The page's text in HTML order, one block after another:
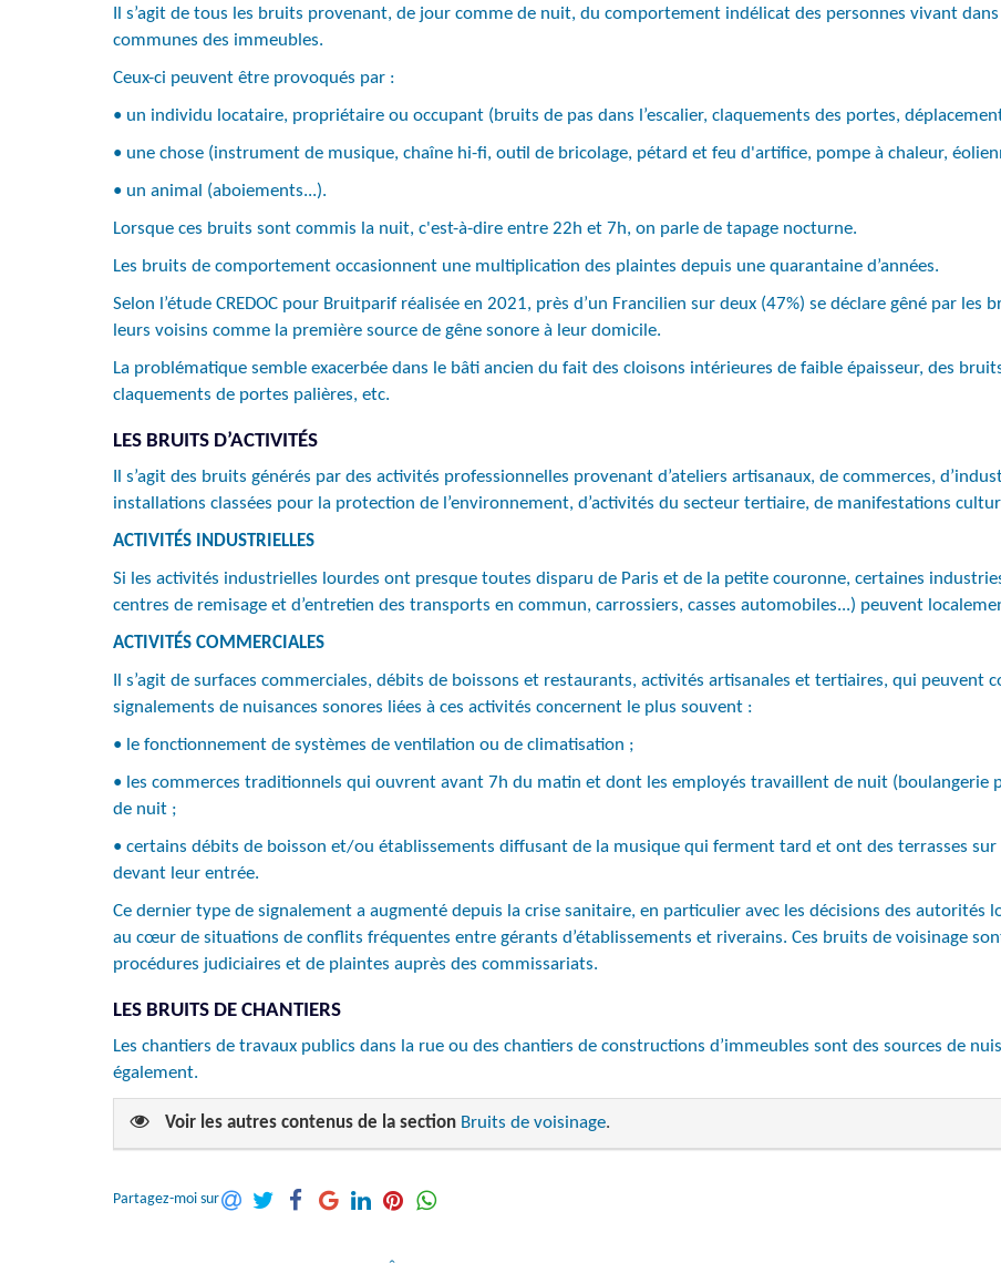
Il s’agit de tous les bruits provenant, de jour comme de nuit, du comportement indélicat des personnes vivant
communes des immeubles.
Ceux-ci peuvent être provoqués par :
• un individu locataire, propriétaire ou occupant (bruits de pas dans l’escalier, claquements des portes,
• une chose (instrument de musique, chaîne hi-fi, outil de bricolage, pétard et feu d'artifice, pompe à chaleur,
• un animal (aboiements...).
Lorsque ces bruits sont commis la nuit, c'est-à-dire entre 22h et 7h, on parle de tapage nocturne.
Les bruits de comportement occasionnent une multiplication des plaintes depuis une quarantaine d’années.
Selon l’étude CREDOC pour Bruitparif réalisée en 2021, près d’un Francilien sur deux (47%) se déclare gêné par
leurs voisins comme la première source de gêne sonore à leur domicile.
La problématique semble exacerbée dans le bâti ancien du fait des cloisons intérieures de faible épaisseur, des
claquements de portes palières, etc.
LES BRUITS D’ACTIVITÉS
Il s’agit des bruits générés par des activités professionnelles provenant d’ateliers artisanaux, de commerces,
installations classées pour la protection de l’environnement, d’activités du secteur tertiaire, de manifestations
ACTIVITÉS INDUSTRIELLES
Si les activités industrielles lourdes ont presque toutes disparu de Paris et de la petite couronne, certaines
centres de remisage et d’entretien des transports en commun, carrossiers, casses automobiles...) peuvent
ACTIVITÉS COMMERCIALES
Il s’agit de surfaces commerciales, débits de boissons et restaurants, activités artisanales et tertiaires, qui peuvent
signalements de nuisances sonores liées à ces activités concernent le plus souvent :
• le fonctionnement de systèmes de ventilation ou de climatisation ;
• les commerces traditionnels qui ouvrent avant 7h du matin et dont les employés travaillent de nuit (boulangerie
de nuit ;
• certains débits de boisson et/ou établissements diffusant de la musique qui ferment tard et ont des terrasses
devant leur entrée.
Ce dernier type de signalement a augmenté depuis la crise sanitaire, en particulier avec les décisions des autorités
au cœur de situations de conflits fréquentes entre gérants d’établissements et riverains. Ces bruits de voisinage
procédures judiciaires et de plaintes auprès des commissariats.
LES BRUITS DE CHANTIERS
Les chantiers de travaux publics dans la rue ou des chantiers de constructions d’immeubles sont des sources de
également.
Voir les autres contenus de la section Bruits de voisinage.
Partagez-moi sur